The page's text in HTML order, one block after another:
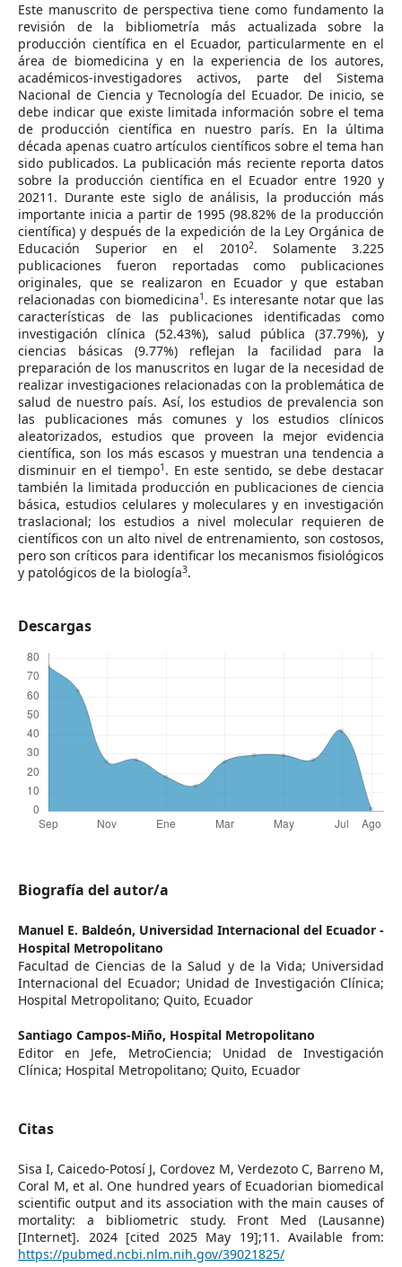
Este manuscrito de perspectiva tiene como fundamento la
revisión de la bibliometría más actualizada sobre la
producción científica en el Ecuador, particularmente en el
área de biomedicina y en la experiencia de los autores,
académicos-investigadores activos, parte del Sistema
Nacional de Ciencia y Tecnología del Ecuador. De inicio, se
debe indicar que existe limitada información sobre el tema
de producción científica en nuestro parís. En la última
década apenas cuatro artículos científicos sobre el tema han
sido publicados. La publicación más reciente reporta datos
sobre la producción científica en el Ecuador entre 1920 y
20211. Durante este siglo de análisis, la producción más
importante inicia a partir de 1995 (98.82% de la producción
científica) y después de la expedición de la Ley Orgánica de
Educación Superior en el 20102. Solamente 3.225
publicaciones fueron reportadas como publicaciones
originales, que se realizaron en Ecuador y que estaban
relacionadas con biomedicina1 . Es interesante notar que las
características de las publicaciones identificadas como
investigación clínica (52.43%), salud pública (37.79%), y
ciencias básicas (9.77%) reflejan la facilidad para la
preparación de los manuscritos en lugar de la necesidad de
realizar investigaciones relacionadas con la problemática de
salud de nuestro país. Así, los estudios de prevalencia son
las publicaciones más comunes y los estudios clínicos
aleatorizados, estudios que proveen la mejor evidencia
científica, son los más escasos y muestran una tendencia a
disminuir en el tiempo1 . En este sentido, se debe destacar
también la limitada producción en publicaciones de ciencia
básica, estudios celulares y moleculares y en investigación
traslacional; los estudios a nivel molecular requieren de
científicos con un alto nivel de entrenamiento, son costosos,
pero son críticos para identificar los mecanismos fisiológicos
y patológicos de la biología3.
Descargas
Biografía del autor/a
Manuel E. Baldeón, Universidad Internacional del Ecuador -
Hospital Metropolitano
Facultad de Ciencias de la Salud y de la Vida; Universidad
Internacional del Ecuador; Unidad de Investigación Clínica;
Hospital Metropolitano; Quito, Ecuador
Santiago Campos-Miño, Hospital Metropolitano
Editor en Jefe, MetroCiencia; Unidad de Investigación
Clínica; Hospital Metropolitano; Quito, Ecuador
Citas
Sisa I, Caicedo-Potosí J, Cordovez M, Verdezoto C, Barreno M,
Coral M, et al. One hundred years of Ecuadorian biomedical
scientific output and its association with the main causes of
mortality: a bibliometric study. Front Med (Lausanne)
[Internet]. 2024 [cited 2025 May 19];11. Available from:
https://pubmed.ncbi.nlm.nih.gov/39021825/